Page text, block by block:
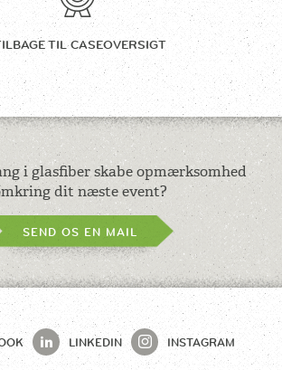
TILCASEOVERSIGT
i glasfiber skabeopmærksomhed
dit næste event?
SEND OS EN MAIL
LINKEDIN INSTAGRAM